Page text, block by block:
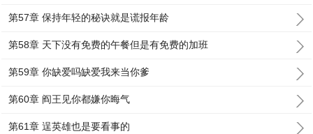
第57章 保持年轻的秘诀就是谎报年龄
第58章 天下没有免费的午餐但是有免费的加班
第59章 你缺爱吗缺爱我来当你爹
第60章 阎王见你都嫌你晦气
第61章 逞英雄也是要看事的